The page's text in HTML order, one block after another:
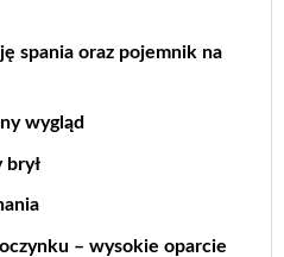
spania oraz pojemnik na
wygląd
brył
– wysokie oparcie